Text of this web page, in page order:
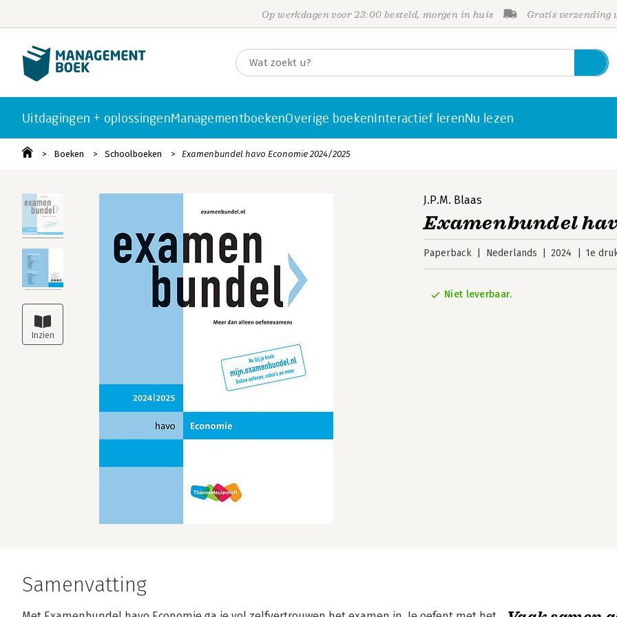
Op werkdagen voor 23:00 besteld, morgen in huis Gratis verzending
Uitdagingen + oplossingenManagementboekenOverige boekenInteractief lerenNu lezen
Boeken Schoolboeken Examenbundel havo Economie 2024/2025
J.P.M. Blaas
Examenbundel
Paperback Nederlands 2024 1e
Niet leverbaar.
Samenvatting